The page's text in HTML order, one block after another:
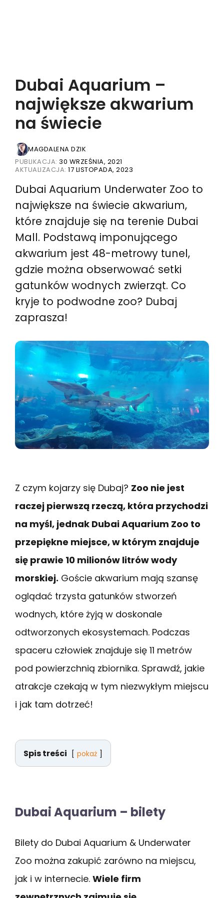
Dubai Aquarium –
największe akwarium
na świecie
MAGDALENA DZIK
PUBLIKACJA: 30 WRZEŚNIA, 2021
AKTUALIZACJA: 17 LISTOPADA, 2023
Dubai Aquarium Underwater Zoo to
największe na świecie akwarium,
które znajduje się na terenie Dubai
Mall. Podstawą imponującego
akwarium jest 48-metrowy tunel,
gdzie można obserwować setki
gatunków wodnych zwierząt. Co
kryje to podwodne zoo? Dubaj
zaprasza!
Z czym kojarzy się Dubaj? Zoo nie jest
raczej pierwszą rzeczą, która przychodzi
na myśl, jednak Dubai Aquarium Zoo to
przepiękne miejsce, w którym znajduje
się prawie 10 milionów litrów wody
morskiej. Goście akwarium mają szansę
oglądać trzysta gatunków stworzeń
wodnych, które żyją w doskonale
odtworzonych ekosystemach. Podczas
spaceru człowiek znajduje się 11 metrów
pod powierzchnią zbiornika. Sprawdź, jakie
atrakcje czekają w tym niezwykłym miejscu
i jak tam dotrzeć!
Spis treści pokaż
Dubai Aquarium – bilety
Bilety do Dubai Aquarium & Underwater
Zoo można zakupić zarówno na miejscu,
jak i w internecie. Wiele firm